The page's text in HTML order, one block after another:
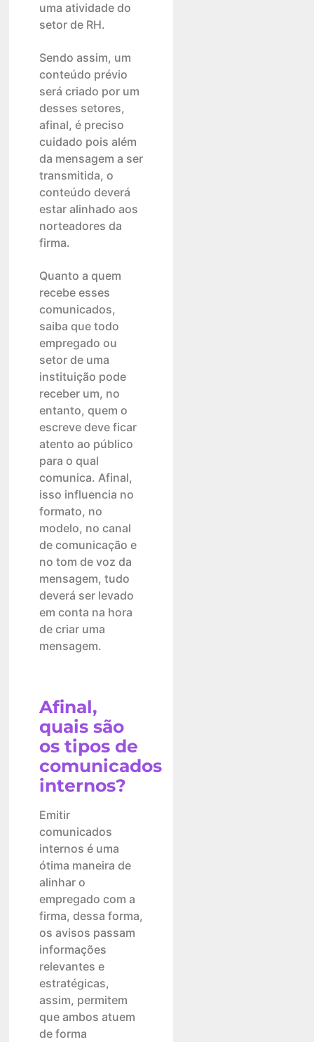
uma atividade do
setor de RH.
Sendo assim, um
conteúdo prévio
será criado por um
desses setores,
afinal, é preciso
cuidado pois além
da mensagem a ser
transmitida, o
conteúdo deverá
estar alinhado aos
norteadores da
firma.
Quanto a quem
recebe esses
comunicados,
saiba que todo
empregado ou
setor de uma
instituição pode
receber um, no
entanto, quem o
escreve deve ficar
atento ao público
para o qual
comunica. Afinal,
isso influencia no
formato, no
modelo, no canal
de comunicação e
no tom de voz da
mensagem, tudo
deverá ser levado
em conta na hora
de criar uma
mensagem.
Afinal,
quais são
os tipos de
comunicados
internos?
Emitir
comunicados
internos é uma
ótima maneira de
alinhar o
empregado com a
firma, dessa forma,
os avisos passam
informações
relevantes e
estratégicas,
assim, permitem
que ambos atuem
de forma